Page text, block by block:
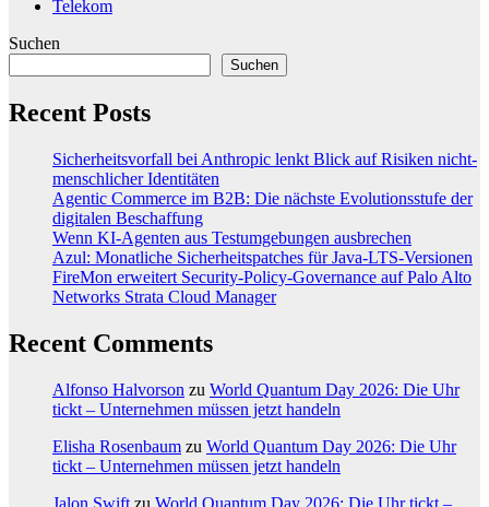
Telekom
Suchen
Suchen
Recent Posts
Sicherheitsvorfall bei Anthropic lenkt Blick auf Risiken nicht-
menschlicher Identitäten
Agentic Commerce im B2B: Die nächste Evolutionsstufe der
digitalen Beschaffung
Wenn KI-Agenten aus Testumgebungen ausbrechen
Azul: Monatliche Sicherheitspatches für Java-LTS-Versionen
FireMon erweitert Security-Policy-Governance auf Palo Alto
Networks Strata Cloud Manager
Recent Comments
Alfonso Halvorson zu World Quantum Day 2026: Die Uhr
tickt – Unternehmen müssen jetzt handeln
Elisha Rosenbaum zu World Quantum Day 2026: Die Uhr
tickt – Unternehmen müssen jetzt handeln
Jalon Swift zu World Quantum Day 2026: Die Uhr tickt –